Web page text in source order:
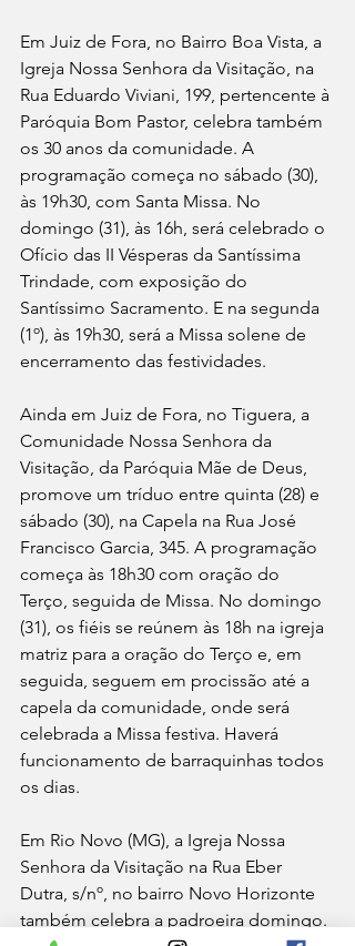
Em Juiz de Fora, no Bairro Boa Vista, a
Igreja Nossa Senhora da Visitação, na
Rua Eduardo Viviani, 199, pertencente à
Paróquia Bom Pastor, celebra também
os 30 anos da comunidade. A
programação começa no sábado (30),
às 19h30, com Santa Missa. No
domingo (31), às 16h, será celebrado o
Ofício das II Vésperas da Santíssima
Trindade, com exposição do
Santíssimo Sacramento. E na segunda
(1º), às 19h30, será a Missa solene de
encerramento das festividades.
Ainda em Juiz de Fora, no Tiguera, a
Comunidade Nossa Senhora da
Visitação, da Paróquia Mãe de Deus,
promove um tríduo entre quinta (28) e
sábado (30), na Capela na Rua José
Francisco Garcia, 345. A programação
começa às 18h30 com oração do
Terço, seguida de Missa. No domingo
(31), os fiéis se reúnem às 18h na igreja
matriz para a oração do Terço e, em
seguida, seguem em procissão até a
capela da comunidade, onde será
celebrada a Missa festiva. Haverá
funcionamento de barraquinhas todos
os dias.
Em Rio Novo (MG), a Igreja Nossa
Senhora da Visitação na Rua Eber
Dutra, s/nº, no bairro Novo Horizonte
também celebra a padroeira domingo.